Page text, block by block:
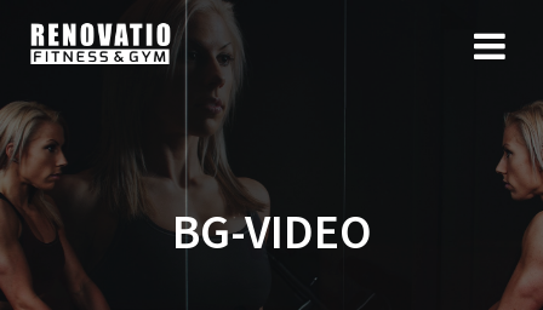
BG-VIDEO